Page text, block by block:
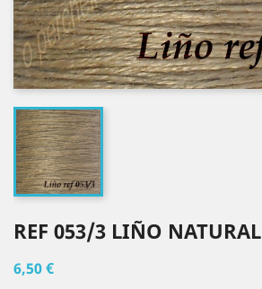
REF 053/3 LIÑO NATURAL
6,50 €